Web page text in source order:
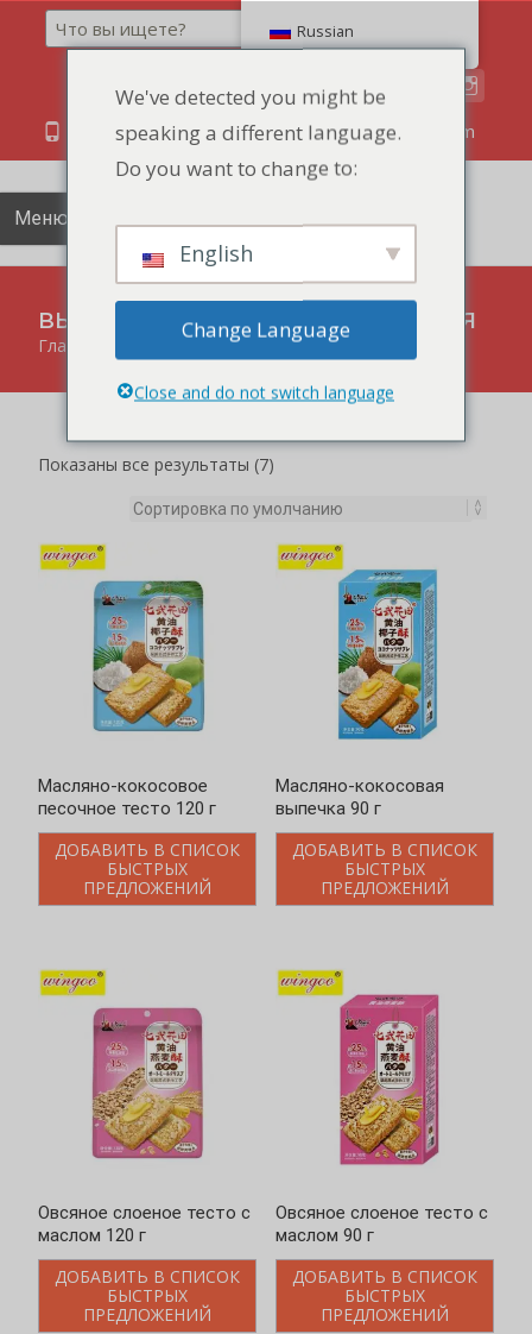
86 134 170 266 43 YettaDon@outlook.com
Меню
выпечка Кондитерские изделия
Главная выпечка Кондитерские изделия
Показаны все результаты (7)
Масляно-кокосовое
песочное тесто 120 г
ДОБАВИТЬ В СПИСОК
БЫСТРЫХ
ПРЕДЛОЖЕНИЙ
Масляно-кокосовая
выпечка 90 г
ДОБАВИТЬ В СПИСОК
БЫСТРЫХ
ПРЕДЛОЖЕНИЙ
Овсяное слоеное тесто с
маслом 120 г
ДОБАВИТЬ В СПИСОК
БЫСТРЫХ
ПРЕДЛОЖЕНИЙ
Овсяное слоеное тесто с
маслом 90 г
ДОБАВИТЬ В СПИСОК
БЫСТРЫХ
ПРЕДЛОЖЕНИЙ
Russian
We've detected you might be
speaking a different language.
Do you want to change to:
English
Change Language
Close and do not switch language